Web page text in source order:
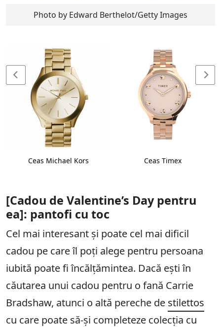
Photo by Edward Berthelot/Getty Images
Ceas Michael Kors Ceas Timex
[Cadou de Valentine’s Day pentru
ea]: pantofi cu toc
Cel mai interesant și poate cel mai dificil
cadou pe care îl poți alege pentru persoana
iubită poate fi încălțămintea. Dacă ești în
căutarea unui cadou pentru o fană Carrie
Bradshaw, atunci o altă pereche de stilettos
cu care poate să-și completeze colecția cu